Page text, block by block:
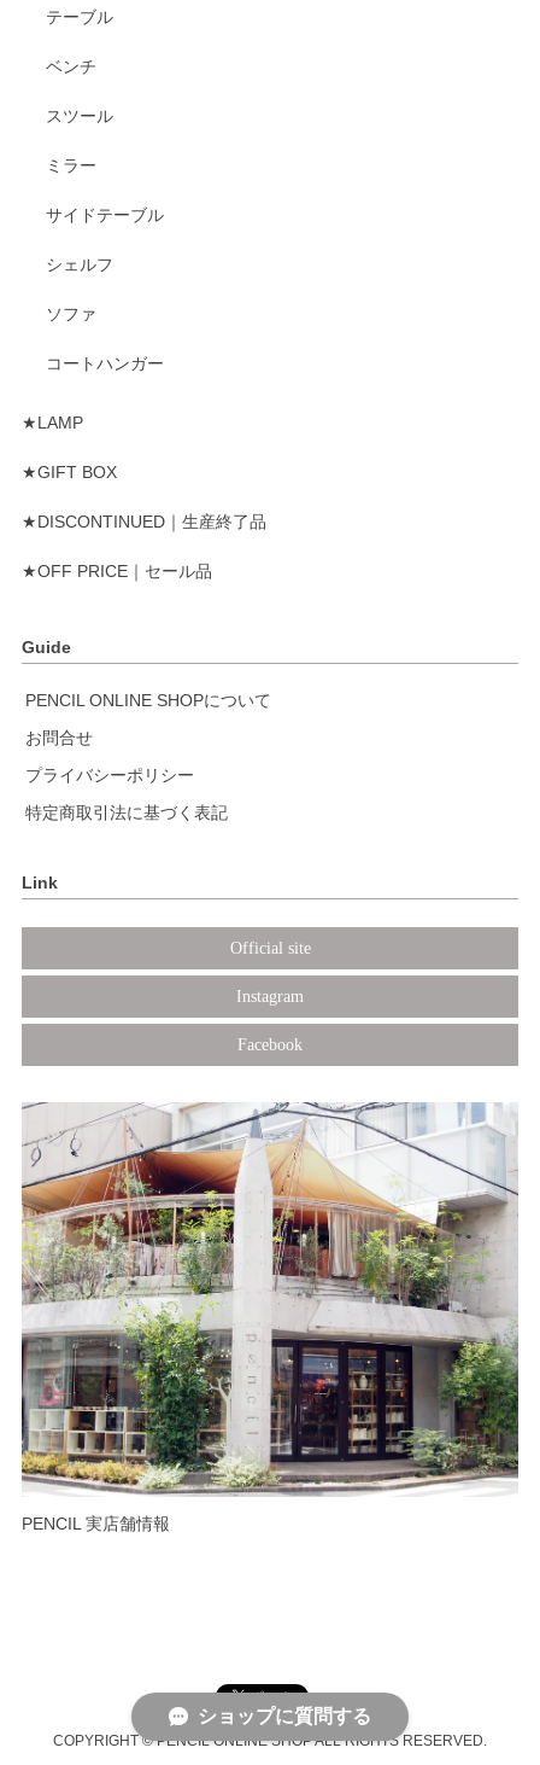
テーブル
ベンチ
スツール
ミラー
サイドテーブル
シェルフ
ソファ
コートハンガー
★LAMP
★GIFT BOX
★DISCONTINUED｜生産終了品
★OFF PRICE｜セール品
Guide
PENCIL ONLINE SHOPについて
お問合せ
プライバシーポリシー
特定商取引法に基づく表記
Link
Official site
Instagram
Facebook
PENCIL 実店舗情報
COPYRIGHT © PENCIL ONLINE SHOP ALL RIGHTS RESERVED.
ショップに質問する